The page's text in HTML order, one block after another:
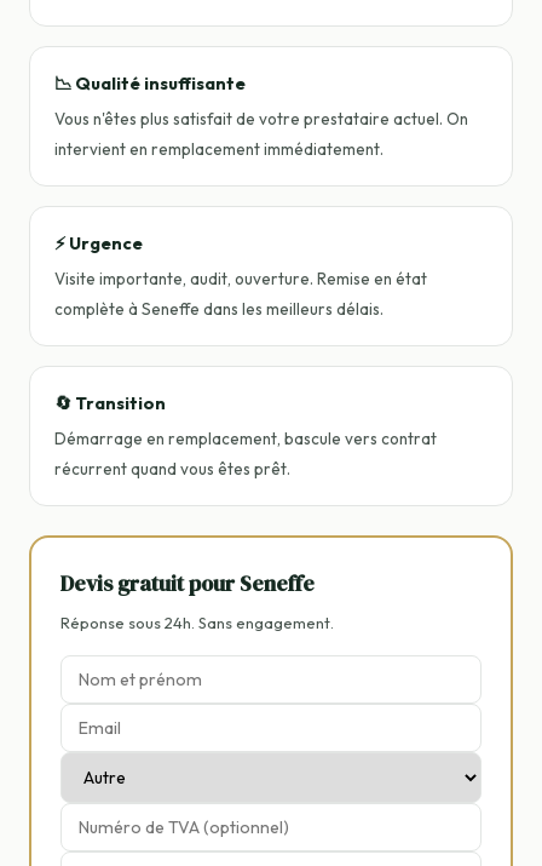
📉 Qualité insuffisante
Vous n'êtes plus satisfait de votre prestataire actuel. On
intervient en remplacement immédiatement.
⚡ Urgence
Visite importante, audit, ouverture. Remise en état
complète à Seneffe dans les meilleurs délais.
🔄 Transition
Démarrage en remplacement, bascule vers contrat
récurrent quand vous êtes prêt.
Devis gratuit pour Seneffe
Réponse sous 24h. Sans engagement.